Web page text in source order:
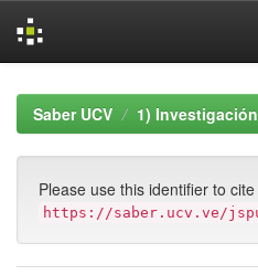
navigationSaber UCV 1) Investigación
Please use this identifier to
https://saber.ucv.ve/